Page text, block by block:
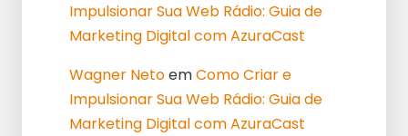
Impulsionar Sua Web Rádio: Guia de
Marketing Digital com AzuraCast
Wagner NetoemComo Criar e
Impulsionar Sua Web Rádio: Guia de
Marketing Digital com AzuraCast